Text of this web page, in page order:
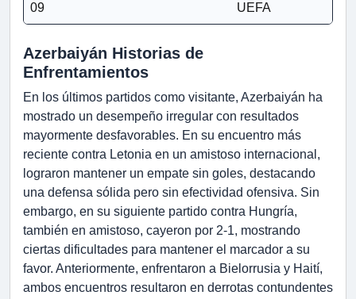
09 UEFA
Azerbaiyán Historias de
Enfrentamientos
En los últimos partidos como visitante, Azerbaiyán ha
mostrado un desempeño irregular con resultados
mayormente desfavorables. En su encuentro más
reciente contra Letonia en un amistoso internacional,
lograron mantener un empate sin goles, destacando
una defensa sólida pero sin efectividad ofensiva. Sin
embargo, en su siguiente partido contra Hungría,
también en amistoso, cayeron por 2-1, mostrando
ciertas dificultades para mantener el marcador a su
favor. Anteriormente, enfrentaron a Bielorrusia y Haití,
ambos encuentros resultaron en derrotas contundentes